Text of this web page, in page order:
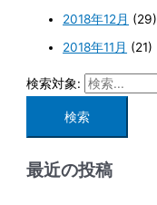
2018年12月 (29)
2018年11月 (21)
検索対象:
最近の投稿